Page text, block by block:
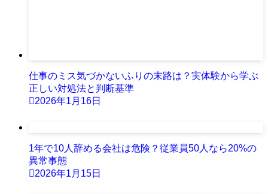
仕事のミス気づかないふりの末路は？実体験から学ぶ
正しい対処法と判断基準
2026年1月16日
1年で10人辞める会社は危険？従業員50人なら20%の
異常事態
2026年1月15日